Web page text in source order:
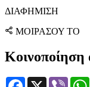
ΔΙΑΦΗΜΙΣΗ
ΜΟΙΡΑΣΟΥ ΤΟ
Κοινοποίηση
Facebook
X Viber